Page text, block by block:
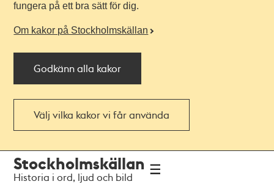
fungera på ett bra sätt för dig.
Om kakor på Stockholmskällan
Godkänn alla kakor
Välj vilka kakor vi får använda
navigationen
huvudinnehållet
Stockholmskällan
Historia i ord, ljud och bild